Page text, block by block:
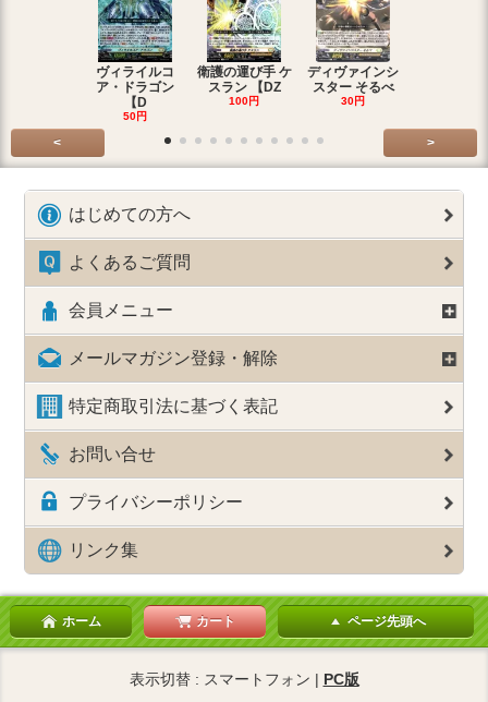
ヴィライルコ
ア・ドラゴン
【D
50円
衛護の運び手 ケ
スラン 【DZ
100円
ディヴァインシ
スター そるべ
30円
< >
はじめての方へ
よくあるご質問
会員メニュー
メールマガジン登録・解除
特定商取引法に基づく表記
お問い合せ
プライバシーポリシー
リンク集
ホーム カート ページ先頭へ
表示切替 : スマートフォン | PC版